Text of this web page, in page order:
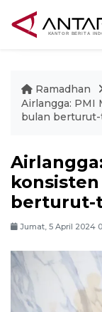
Ramadhan
Airlangga: PMI
bulan
Jumat, 5 April 2024